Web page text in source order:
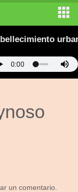
un comentario.